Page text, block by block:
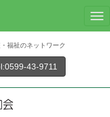
N
a
a
福祉のネットワーク
43-9711